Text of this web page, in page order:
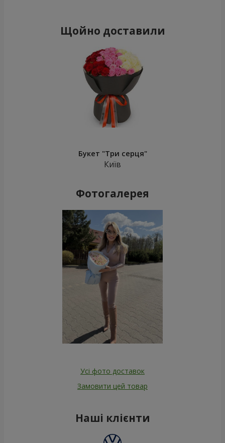
Щойно доставили
Букет "Три серця"
Київ
Фотогалерея
Усі фото доставок
Замовити цей товар
Наші клієнти